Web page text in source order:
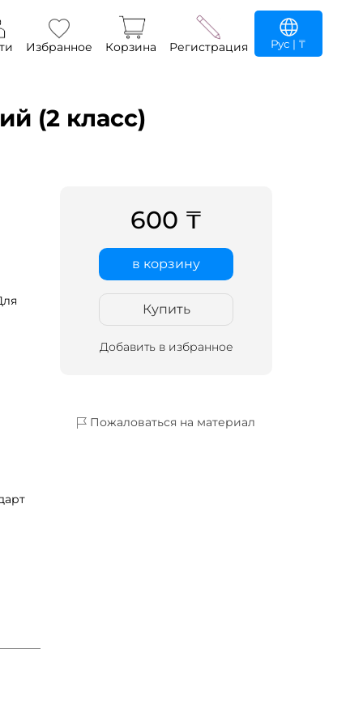
Избранное Корзина Регистрация Рус | ₸
(2 класс)
600 ₸
в корзину
Купить
Добавить в избранное
Пожаловаться на материал